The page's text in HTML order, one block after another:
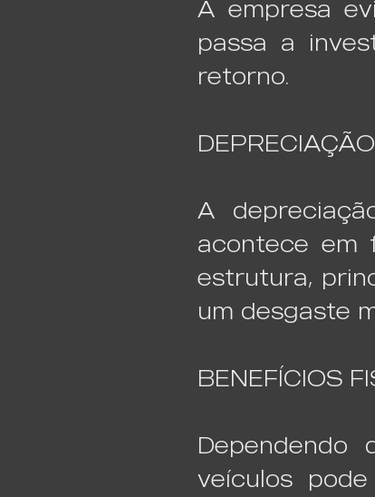
A empresa
passa a
retorno.
A
acontece em
estrutura,
um desgaste
BENEFÍCIOS
veículos